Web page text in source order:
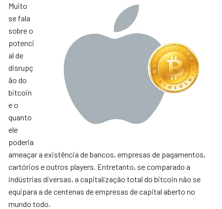
Muito
se fala
sobre o
potenci
al de
disrupç
ão do
bitcoin
e o
quanto
ele
poderia
ameaçar a existência de bancos, empresas de pagamentos,
cartórios e outros players. Entretanto, se comparado a
indústrias diversas, a capitalização total do bitcoin não se
equipara a de centenas de empresas de capital aberto no
mundo todo.